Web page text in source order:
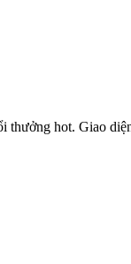
hot. Giao